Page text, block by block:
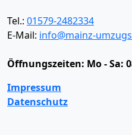
Tel.: 01579-2482334
E-Mail: info@mainz-
Öffnungszeiten: Mo - Sa:
Impressum
Datenschutz